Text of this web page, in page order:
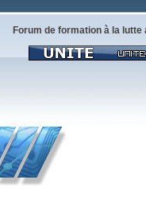
Forum de formation à la